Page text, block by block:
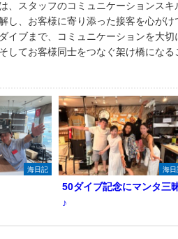
、スタッフのコミュニケーションス
し、お客様に寄り添った接客を心がけ
イブまで、コミュニケーションを大
してお客様同士をつなぐ架け橋になる
海日記 海日
50ダイブ記念にマンタ三
♪